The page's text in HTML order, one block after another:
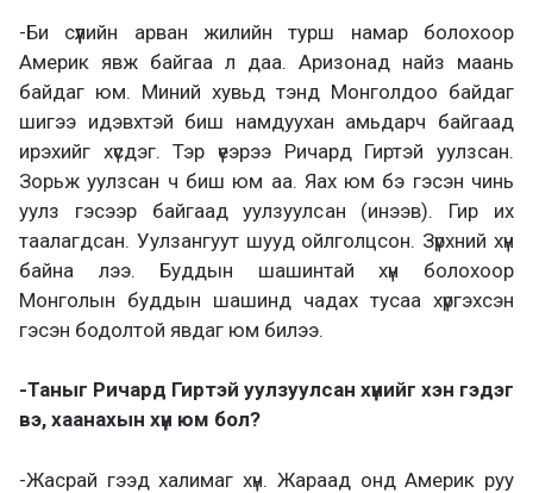
-Би сүүлийн арван жилийн турш намар болохоор
Америк явж байгаа л даа. Аризонад найз маань
байдаг юм. Миний хувьд тэнд Монголдоо байдаг
шигээ идэвхтэй биш намдуухан амьдарч байгаад
ирэхийг хүсдэг. Тэр үеэрээ Ричард Гиртэй уулзсан.
Зорьж уулзсан ч биш юм аа. Яах юм бэ гэсэн чинь
уулз гэсээр байгаад уулзуулсан (инээв). Гир их
таалагдсан. Уулзангуут шууд ойлголцсон. Зүрхний хүн
байна лээ. Буддын шашинтай хүн болохоор
Монголын буддын шашинд чадах тусаа хүргэхсэн
гэсэн бодолтой явдаг юм билээ.
-Таныг Ричард Гиртэй уулзуулсан хүнийг хэн гэдэг
вэ, хаанахын хүн юм бол?
-Жасрай гээд халимаг хүн. Жараад онд Америк руу